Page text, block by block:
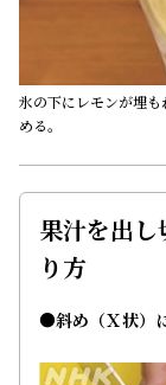
氷の下にレモンが埋
める。
果汁を出
り方
●斜め（Ｘ状）